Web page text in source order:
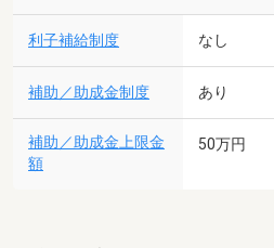
利子補給制度 なし
補助／助成金制度 あり
補助／助成金上限金
額
50万円